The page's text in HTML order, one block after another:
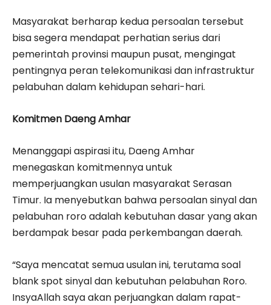
Masyarakat berharap kedua persoalan tersebut
bisa segera mendapat perhatian serius dari
pemerintah provinsi maupun pusat, mengingat
pentingnya peran telekomunikasi dan infrastruktur
pelabuhan dalam kehidupan sehari-hari.
Komitmen Daeng Amhar
Menanggapi aspirasi itu, Daeng Amhar
menegaskan komitmennya untuk
memperjuangkan usulan masyarakat Serasan
Timur. Ia menyebutkan bahwa persoalan sinyal dan
pelabuhan roro adalah kebutuhan dasar yang akan
berdampak besar pada perkembangan daerah.
“Saya mencatat semua usulan ini, terutama soal
blank spot sinyal dan kebutuhan pelabuhan Roro.
InsyaAllah saya akan perjuangkan dalam rapat-